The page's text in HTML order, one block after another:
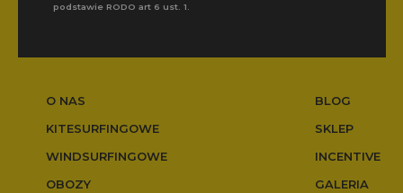
O NAS
KITESURFINGOWE
WINDSURFINGOWE
OBOZY
BLOG
SKLEP
INCENTIVE
GALERIA
podstawie RODO art 6 ust. 1.